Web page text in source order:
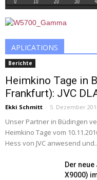
APLICATIONS
Berichte
Heimkino Tage in
Frankfurt): JVC
Ekki Schmitt - 5. Dezember
Unser Partner in Büdingen
Heimkino Tage vom
Hess von JVC anwesend
Der neue
X9000)